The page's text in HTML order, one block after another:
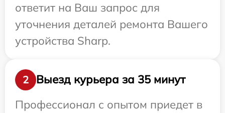
ответит на Ваш запрос для
уточнения деталей ремонта Вашего
устройства Sharp.
2
Выезд курьера за 35 минут
Профессионал с опытом приедет в